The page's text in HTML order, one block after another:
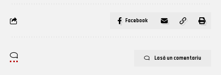
Facebook
Lasă un comentariu